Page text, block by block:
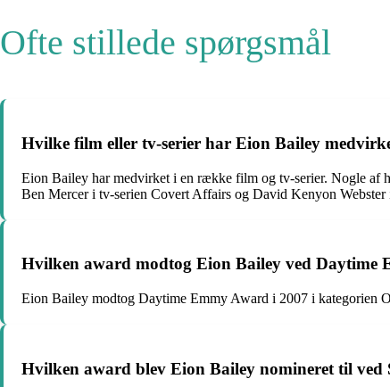
Ofte stillede spørgsmål
Hvilke film eller tv-serier har Eion Bailey
Eion Bailey har medvirket i en række film og tv-serier. Nogle af
Ben Mercer i tv-serien Covert Affairs og David Kenyon
Hvilken award modtog Eion Bailey ved Daytime
Eion Bailey modtog Daytime Emmy Award i 2007 i kategorien
Hvilken award blev Eion Bailey nomineret til